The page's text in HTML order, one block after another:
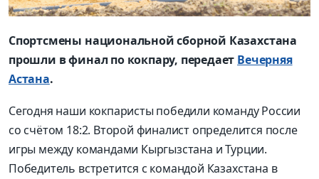
Спортсмены национальной сборной Казахстана
прошли в финал по кокпару, передает Вечерняя
Астана.
Сегодня наши кокпаристы победили команду России
со счётом 18:2. Второй финалист определится после
игры между командами Кыргызстана и Турции.
Победитель встретится с командой Казахстана в